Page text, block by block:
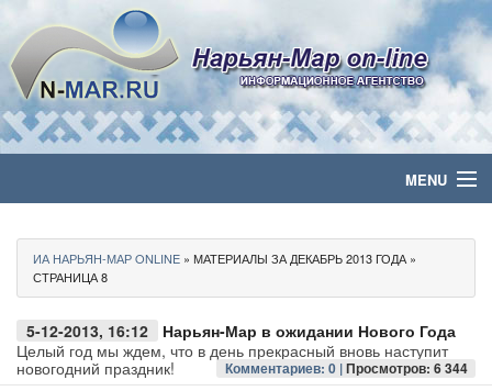
MENU
Политика
Бизнес
Общество
ИА НАРЬЯН-МАР ONLINE » МАТЕРИАЛЫ ЗА ДЕКАБРЬ 2013 ГОДА »
СТРАНИЦА 8
5-12-2013, 16:12
Нарьян-Мар в ожидании Нового Года
Целый год мы ждем, что в день прекрасный вновь наступит
новогодний праздник!
Комментариев: 0 |Просмотров: 6 344